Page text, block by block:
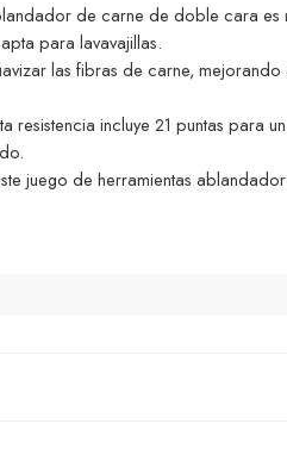
de carne de doble cara es
para lavavajillas.
las fibras de carne,
incluye 21 puntas para
juego de herramientas